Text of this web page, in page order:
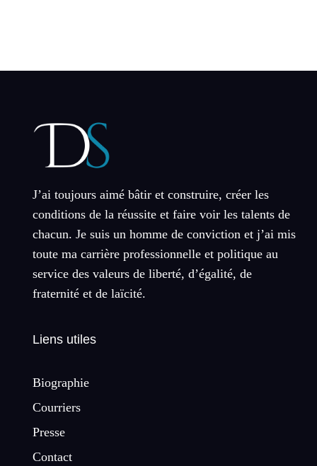
J’ai toujours aimé bâtir et construire, créer les
conditions de la réussite et faire voir les talents de
chacun. Je suis un homme de conviction et j’ai mis
toute ma carrière professionnelle et politique au
service des valeurs de liberté, d’égalité, de
fraternité et de laïcité.
Liens utiles
Biographie
Courriers
Presse
Contact